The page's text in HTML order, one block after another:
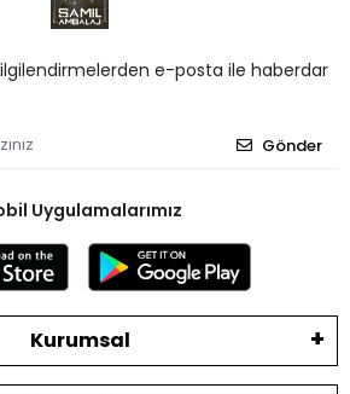
e-posta ile haberdar
Gönder
Uygulamalarımız
Kurumsal